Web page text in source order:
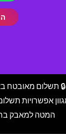
🔒 תשלום מאובטח